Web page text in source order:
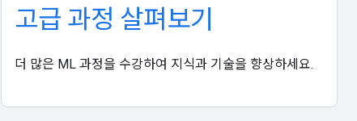
고급 과정 살펴보기
더 많은 ML 과정을 수강하여 지식과 기술을 향상하세요.